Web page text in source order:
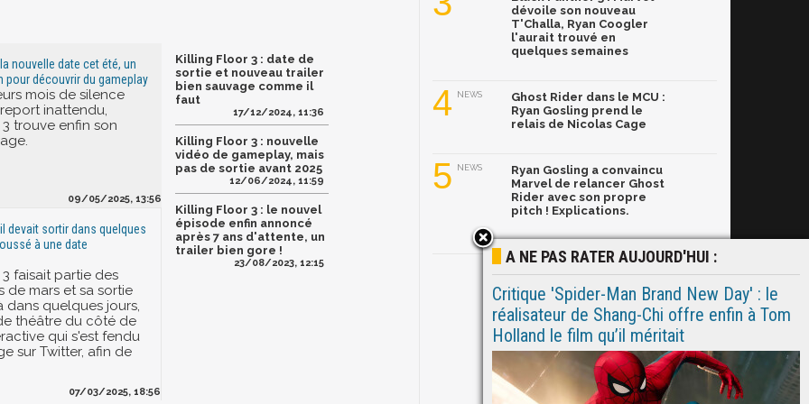
nouvelle date cet été, un
pour découvrir du gameplay
mois de silence
inattendu,
trouve enfin son
09/05/2025, 13:56
devait sortir dans quelques
à une date
faisait partie des
de mars et sa sortie
dans quelques jours,
théâtre du côté de
qui s'est fendu
sur Twitter, afin de
07/03/2025, 18:56
Killing Floor 3 : date de
sortie et nouveau trailer
bien sauvage comme il
faut
17/12/2024, 11:36
Killing Floor 3 : nouvelle
vidéo de gameplay, mais
pas de sortie avant 2025
12/06/2024, 11:59
Killing Floor 3 : le nouvel
épisode enfin annoncé
après 7 ans d'attente, un
trailer bien gore !
23/08/2023, 12:15
dévoile son nouveau
T'Challa, Ryan Coogler
l'aurait trouvé en
quelques semaines
4 NEWS
Ghost Rider dans le MCU :
Ryan Gosling prend le
relais de Nicolas Cage
5 NEWS
Ryan Gosling a convaincu
Marvel de relancer Ghost
Rider avec son propre
pitch ! Explications.
A NE PAS RATER AUJOURD'HUI :
Critique 'Spider-Man Brand New Day' : le
réalisateur de Shang-Chi offre enfin à Tom
Holland le film qu’il méritait